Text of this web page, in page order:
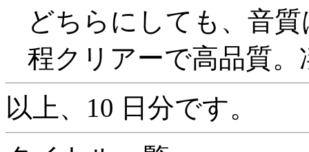
どちらにしても、音
程クリアーで高品質。
以上、10 日分です。